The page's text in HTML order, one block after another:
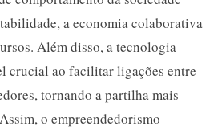
a economia colaborativa
Além disso, a tecnologia
crucial ao facilitar ligações entre
tornando a partilha mais
o empreendedorismo